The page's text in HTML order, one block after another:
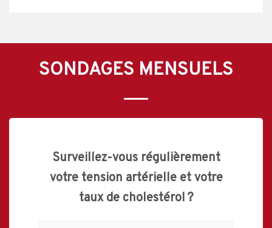
SONDAGES MENSUELS
Surveillez-vous régulièrement
votre tension artérielle et votre
taux de cholestérol ?